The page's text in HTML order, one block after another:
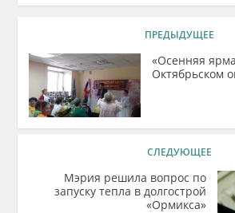
ПРЕДЫДУЩЕЕ
«Осенняя
Октябрьском
СЛЕДУЮЩЕЕ
Мэрия решила вопрос по
запуску тепла в долгострой
«Ормикса»